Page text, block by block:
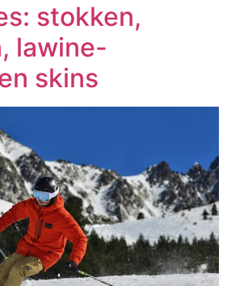
stokken,
lawine-
skins